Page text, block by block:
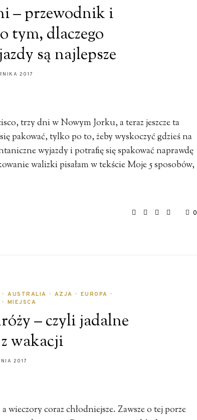
– przewodnik i
tym, dlaczego
są najlepsze
2017
trzy dni w Nowym Jorku, a teraz jeszcze ta
pakować, tylko po to, żeby wyskoczyć gdzieś na
wyjazdy i potrafię się spakować naprawdę
walizki pisałam w tekście Moje 5 sposobów,
0
• AUSTRALIA • AZJA • EUROPA •
• MIEJSCA
– czyli jadalne
wakacji
2017
coraz chłodniejsze. Zawsze o tej porze